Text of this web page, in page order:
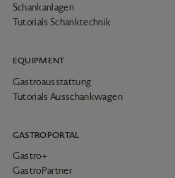
Schankanlagen
Tutorials Schanktechnik
EQUIPMENT
Gastroausstattung
Tutorials Ausschankwagen
GASTROPORTAL
Gastro+
GastroPartner